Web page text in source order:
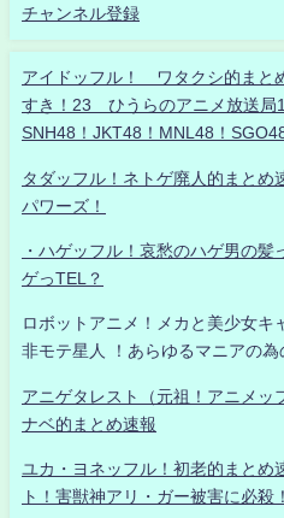
チャンネル登録
アイドッフル！ ワタクシ的まと
すき！23 ひうらのアニメ放送局
SNH48！JKT48！MNL48！
タダッフル！ネトゲ廃人的まとめ
パワーズ！
・ハゲッフル！哀愁のハゲ男の
ゲっTEL？
ロボットアニメ！メカと美少女キ
非モテ星人 ！あらゆるマニアの為
アニゲタレスト（元祖！アニメ
ナベ的まとめ速報
ユカ・ヨネッフル！初老的まとめ
ト！害獣神アリ・ガー被害に必殺